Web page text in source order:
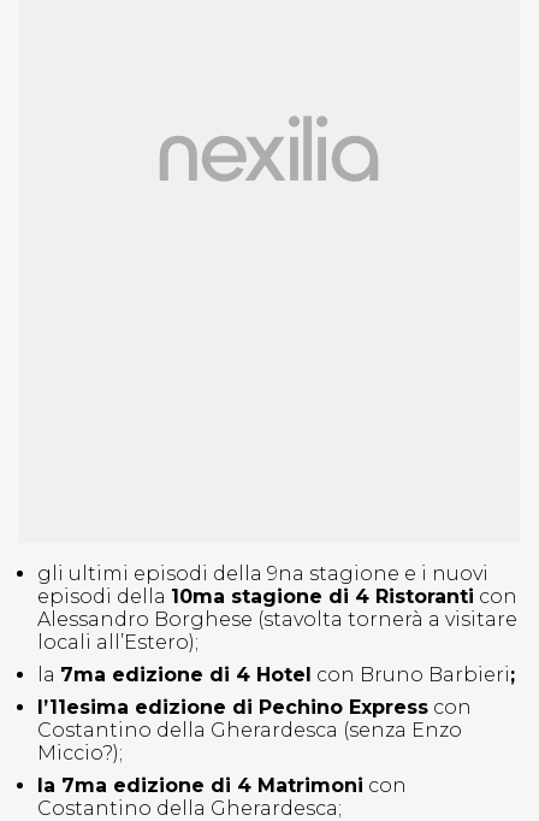
gli ultimi episodi della 9na stagione e i nuovi
episodi della 10ma stagione di 4 Ristoranti con
Alessandro Borghese (stavolta tornerà a visitare
locali all’Estero);
la 7ma edizione di 4 Hotel con Bruno Barbieri;
l’11esima edizione di Pechino Express con
Costantino della Gherardesca (senza Enzo
Miccio?);
la 7ma edizione di 4 Matrimoni con
Costantino della Gherardesca;